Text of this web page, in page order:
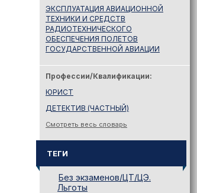
ЭКСПЛУАТАЦИЯ АВИАЦИОННОЙ
ТЕХНИКИ И СРЕДСТВ
РАДИОТЕХНИЧЕСКОГО
ОБЕСПЕЧЕНИЯ ПОЛЕТОВ
ГОСУДАРСТВЕННОЙ АВИАЦИИ
Профессии/Квалификации:
ЮРИСТ
ДЕТЕКТИВ (ЧАСТНЫЙ)
Смотреть весь словарь
ТЕГИ
Без экзаменов/ЦТ/ЦЭ.
Льготы